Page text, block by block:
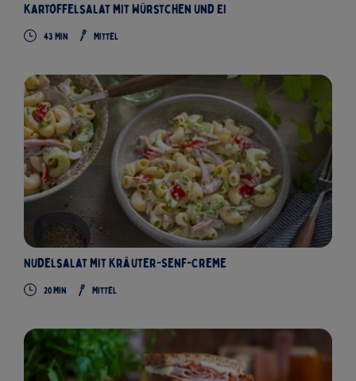
Kartoffelsalat mit Würstchen und Ei
43 Min Mittel
Nudelsalat mit Kräuter-Senf-Creme
20 Min Mittel